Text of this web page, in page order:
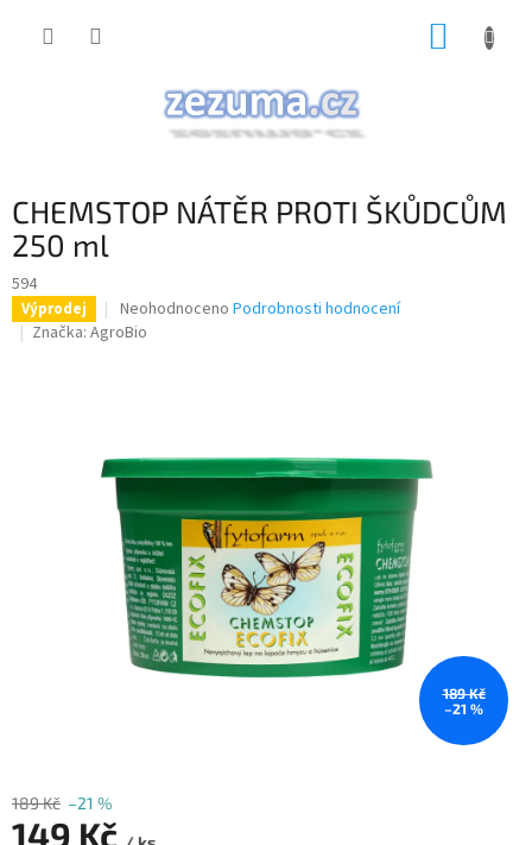
CHEMSTOP NÁTĚR PROTI ŠKŮDCŮM
250 ml
594
Výprodej
Průměrné
hodnocení
hvězdiček.
Neohodnoceno Podrobnosti hodnocení
Značka: AgroBio
189 Kč
–21 %
189 Kč –21 %
149 Kč